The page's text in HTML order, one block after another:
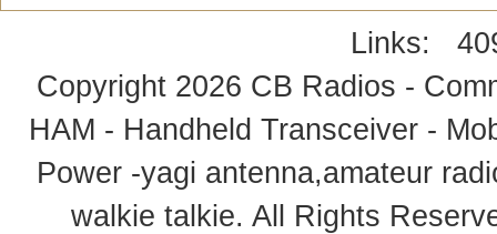
Links:
Copyright 2026 CB Radios -
HAM - Handheld Transceiver -
Power -yagi antenna,amateur
walkie talkie. All Rights